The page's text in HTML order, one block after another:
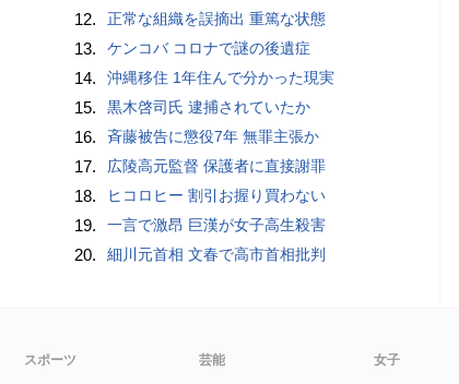
12. 正常な組織を誤摘出 重篤な状態
13. ケンコバ コロナで謎の後遺症
14. 沖縄移住 1年住んで分かった現実
15. 黒木啓司氏 逮捕されていたか
16. 斉藤被告に懲役7年 無罪主張か
17. 広陵高元監督 保護者に直接謝罪
18. ヒコロヒー 割引お握り買わない
19. 一言で激昂 巨漢が女子高生殺害
20. 細川元首相 文春で高市首相批判
スポーツ 芸能 女子